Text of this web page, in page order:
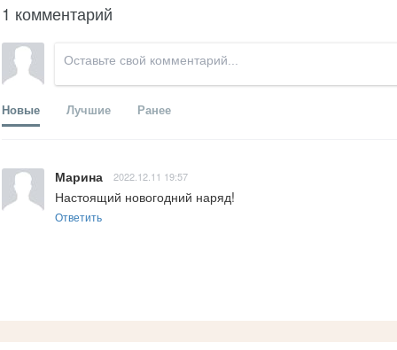
1 комментарий
Новые Лучшие Ранее
Марина 2022.12.11 19:57
Настоящий новогодний наряд!
Ответить